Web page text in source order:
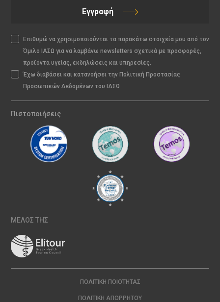
Εγγραφή
Επιθυμώ να χρησιμοποιούνται τα παρακάτω στοιχεία μου από τον
Όμιλο ΙΑΣΩ για να λαμβάνω newsletters σχετικά με προσφορές,
προϊόντα υγείας, εκδηλώσεις και υπηρεσίες.
Έχω διαβάσει και κατανοήσει την Πολιτική Προστασίας
Προσωπικών Δεδομένων του ΙΑΣΩ
Πιστοποιήσεις
ΜΕΛΟΣ ΤΗΣ
ΠΟΛΙΤΙΚΉ ΠΟΙΌΤΗΤΑΣ
ΠΟΛΙΤΙΚΉ ΑΠΟΡΡΉΤΟΥ